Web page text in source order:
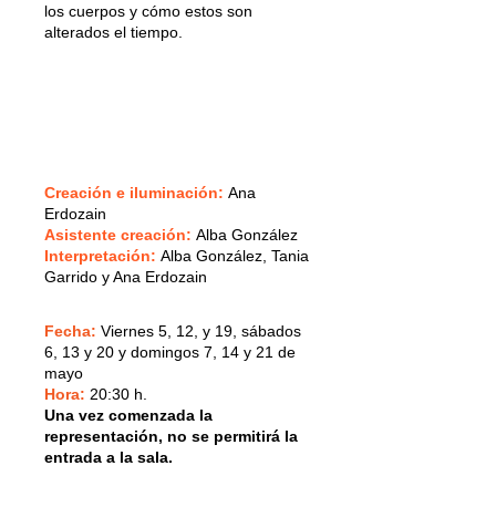
los cuerpos y cómo estos son
alterados el tiempo.
Creación e iluminación: Ana
Erdozain
Asistente creación: Alba González
Interpretación: Alba González, Tania
Garrido y Ana Erdozain
Fecha: Viernes 5, 12, y 19, sábados
6, 13 y 20 y domingos 7, 14 y 21 de
mayo
Hora: 20:30 h.
Una vez comenzada la
representación, no se permitirá la
entrada a la sala.